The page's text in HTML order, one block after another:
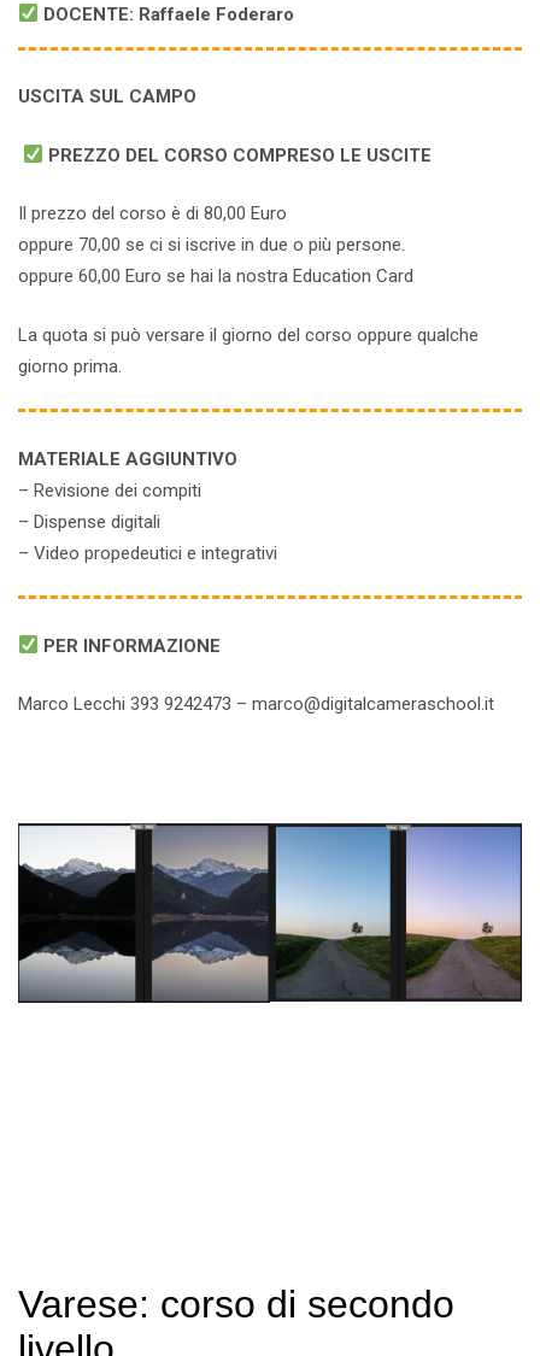
DOCENTE: Raffaele Foderaro
USCITA SUL CAMPO
PREZZO DEL CORSO COMPRESO LE USCITE
Il prezzo del corso è di 80,00 Euro
oppure 70,00 se ci si iscrive in due o più persone.
oppure 60,00 Euro se hai la nostra Education Card
La quota si può versare il giorno del corso oppure qualche
giorno prima.
MATERIALE AGGIUNTIVO
– Revisione dei compiti
– Dispense digitali
– Video propedeutici e integrativi
PER INFORMAZIONE
Marco Lecchi 393 9242473 – marco@digitalcameraschool.it